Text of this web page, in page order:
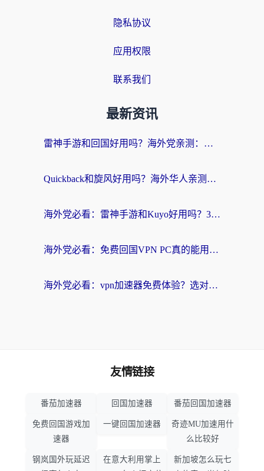
隐私协议
应用权限
联系我们
最新资讯
雷神手游和回国好用吗？海外党亲测：选对加速器才能无缝刷剧打游戏
Quickback和旋风好用吗？海外华人亲测：选对回国加速器才能无缝看央视5
海外党必看：雷神手游和Kuyo好用吗？3款回国加速器实测+避坑指南
海外党必看：免费回国VPN PC真的能用？附国内高速VPN选择全攻略
海外党必看：vpn加速器免费体验？选对回国加速器才能无缝刷国内剧玩国服
友情链接
番茄加速器 回国加速器 番茄回国加速器
免费回国游戏加
速器
一键回国加速器
奇迹MU加速用什
么比较好
钢岚国外玩延迟
在意大利用掌上
新加坡怎么玩七